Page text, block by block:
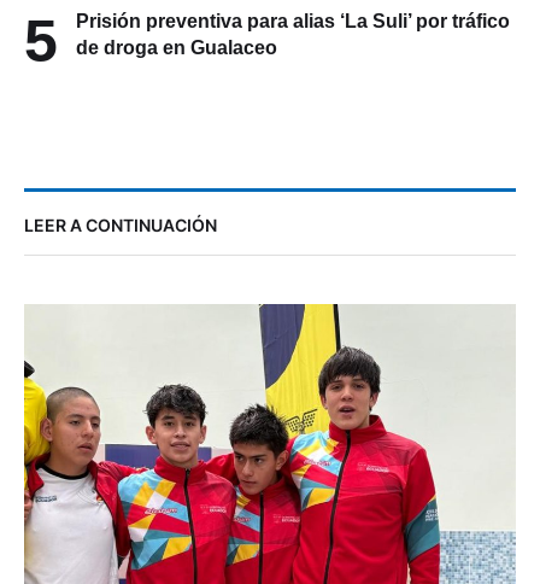
5
Prisión preventiva para alias ‘La Suli’ por tráfico
de droga en Gualaceo
LEER A CONTINUACIÓN